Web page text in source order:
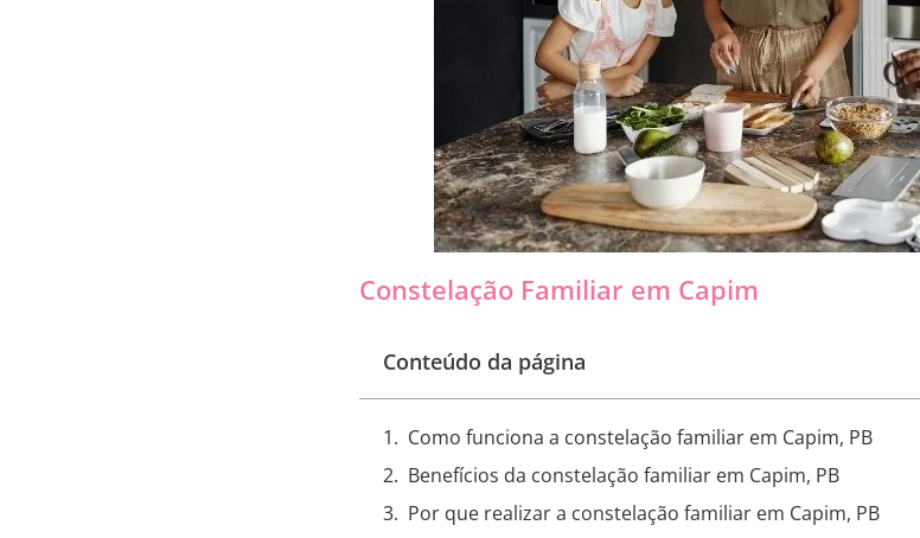
Constelação Familiar em Capim
Conteúdo da página
Como funciona a constelação familiar em Capim, PB
Benefícios da constelação familiar em Capim, PB
Por que realizar a constelação familiar em Capim, PB